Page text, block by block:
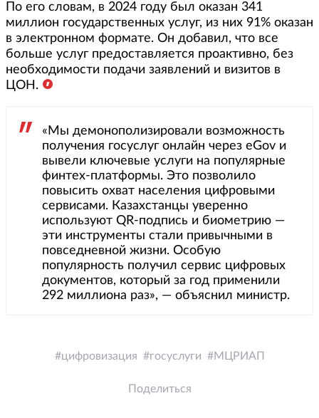
По его словам, в 2024 году был оказан 341
миллион государственных услуг, из них 91% оказан
в электронном формате. Он добавил, что все
больше услуг предоставляется проактивно, без
необходимости подачи заявлений и визитов в
ЦОН.
«Мы демонополизировали возможность
получения госуслуг онлайн через eGov и
вывели ключевые услуги на популярные
финтех-платформы. Это позволило
повысить охват населения цифровыми
сервисами. Казахстанцы уверенно
используют QR-подпись и биометрию —
эти инструменты стали привычными в
повседневной жизни. Особую
популярность получил сервис цифровых
документов, который за год применили
292 миллиона раз», — объяснил министр.
цифровизация госуслуги МЦРИАП
Поделиться